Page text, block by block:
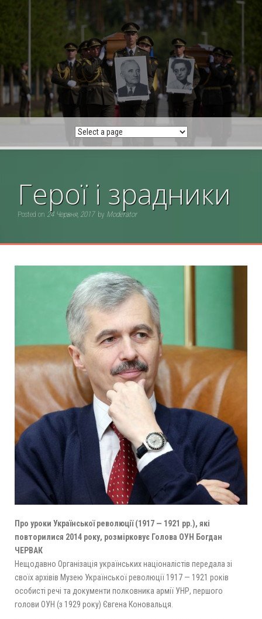
Герої і зрадники
Posted on 24 Червня, 2017 by Moderator
Про уроки Української революції (1917 — 1921 рр.), які
повторилися 2014 року, розмірковує Голова ОУН Богдан
ЧЕРВАК
Нещодавно Організація українських націоналістів передала зі
своїх архівів Музею Української революції 1917 — 1921 років
особисті речі та документи полковника армії УНР, першого
голови ОУН (з 1929 року) Євгена Коновальця.